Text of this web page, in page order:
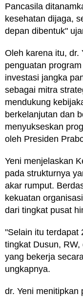
Pancasila
kesehatan dijaga,
depan dibentuk"
Oleh karena itu, dr.
penguatan
investasi jangka
sebagai mitra
mendukung
berkelanjutan dan
menyukseskan
oleh Presiden
Yeni menjelaskan
pada strukturnya
akar rumput.
kekuatan
dari tingkat pusat
"Selain itu terdapat
tingkat Dusun,
yang bekerja
ungkapnya.
dr. Yeni menitipkan